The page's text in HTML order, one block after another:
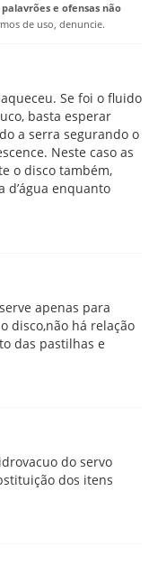
e ofensas não
de uso, denuncie.
Se foi o fluido
basta esperar
a serra segurando o
Neste caso as
o disco também,
d’água enquanto
apenas para
disco,não há relação
das pastilhas e
do servo
dos itens